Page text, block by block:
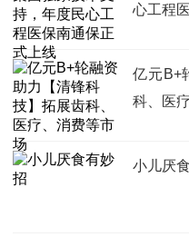
心工程
亿元B+
科、医
小儿厌